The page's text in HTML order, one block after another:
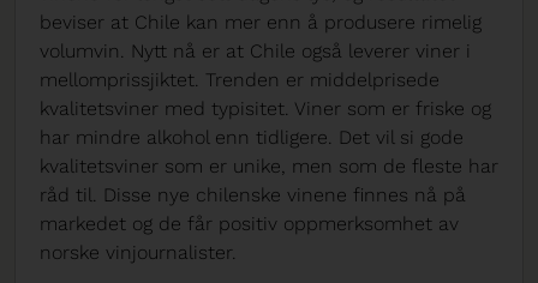
beviser at Chile kan mer enn å produsere rimelig
volumvin. Nytt nå er at Chile også leverer viner i
mellomprissjiktet. Trenden er middelprisede
kvalitetsviner med typisitet. Viner som er friske og
har mindre alkohol enn tidligere. Det vil si gode
kvalitetsviner som er unike, men som de fleste har
råd til. Disse nye chilenske vinene finnes nå på
markedet og de får positiv oppmerksomhet av
norske vinjournalister.